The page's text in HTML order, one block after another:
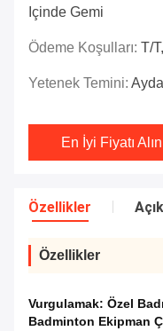
Içinde Gemi
Ödeme Koşulları: T/
Yetenek Temini:
En İyi Fiyatı Alın
Özellikler
Özellikler
Vurgulamak: Özel
Badminton Ekipman